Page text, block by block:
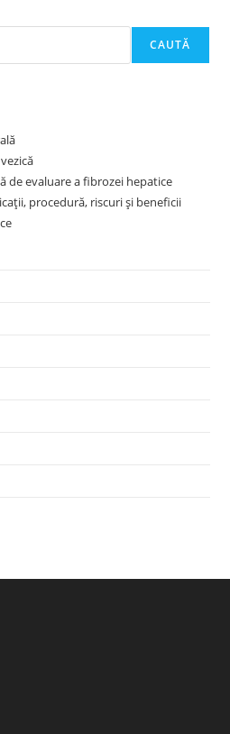
CAUTĂ
de evaluare a fibrozei hepatice
procedură, riscuri și beneficii